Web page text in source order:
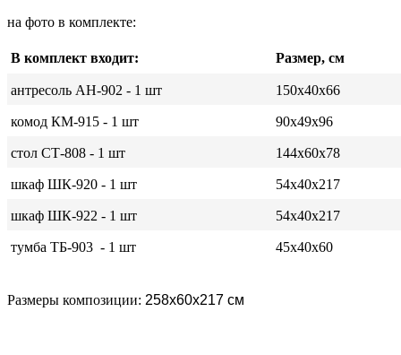
на фото в комплекте:
В комплект входит: Размер, см
антресоль АН-902 - 1 шт 150х40х66
комод КМ-915 - 1 шт 90х49х96
стол СТ-808 - 1 шт 144х60х78
шкаф ШК-920 - 1 шт 54х40х217
шкаф ШК-922 - 1 шт 54х40х217
тумба ТБ-903 - 1 шт 45х40х60
Размеры композиции: 258х60х217 см